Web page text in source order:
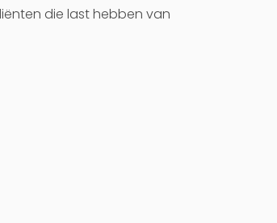
die last hebben van